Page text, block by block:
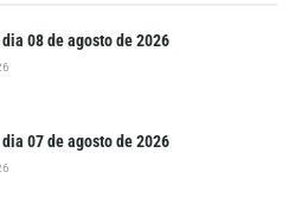
08 de agosto de 2026
07 de agosto de 2026